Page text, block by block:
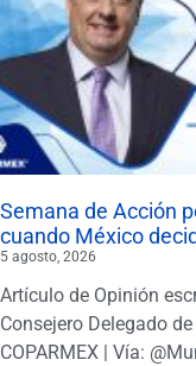
Semana de Acción
cuando México
5 agosto, 2026
Artículo de Opinión
Consejero Delegado
COPARMEX | Vía: